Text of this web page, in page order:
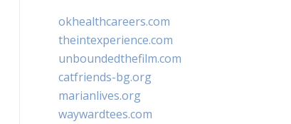
okhealthcareers.com
theintexperience.com
unboundedthefilm.com
catfriends-bg.org
marianlives.org
waywardtees.com